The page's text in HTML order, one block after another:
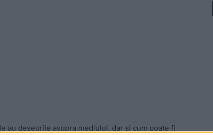
au deșeurile asupra mediului, dar și cum poate fi